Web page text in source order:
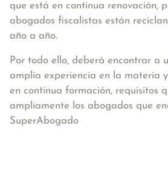
que está en continua renovación,
abogados fiscalistas están
año a año.
Por todo ello, deberá encontrar a
amplia experiencia en la materia
en continua formación, requisitos
ampliamente los abogados que
SuperAbogado